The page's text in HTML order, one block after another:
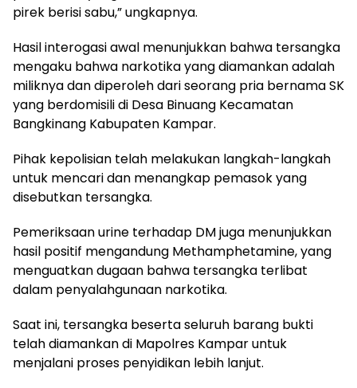
pirek berisi sabu,” ungkapnya.
Hasil interogasi awal menunjukkan bahwa tersangka
mengaku bahwa narkotika yang diamankan adalah
miliknya dan diperoleh dari seorang pria bernama SK
yang berdomisili di Desa Binuang Kecamatan
Bangkinang Kabupaten Kampar.
Pihak kepolisian telah melakukan langkah-langkah
untuk mencari dan menangkap pemasok yang
disebutkan tersangka.
Pemeriksaan urine terhadap DM juga menunjukkan
hasil positif mengandung Methamphetamine, yang
menguatkan dugaan bahwa tersangka terlibat
dalam penyalahgunaan narkotika.
Saat ini, tersangka beserta seluruh barang bukti
telah diamankan di Mapolres Kampar untuk
menjalani proses penyidikan lebih lanjut.